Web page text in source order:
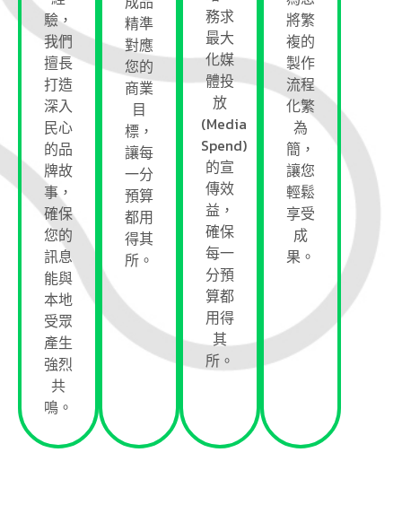
驗，
我們
擅長
打造
深入
民心
的品
牌故
事，
確保
您的
訊息
能與
本地
受眾
產生
強烈
共
鳴。
精準
對應
您的
商業
目
標，
讓每
一分
預算
都用
得其
所。
務求
最大
化媒
體投
放
(Media
Spend)
的宣
傳效
益，
確保
每一
分預
算都
用得
其
所。
將繁
複的
製作
流程
化繁
為
簡，
讓您
輕鬆
享受
成
果。